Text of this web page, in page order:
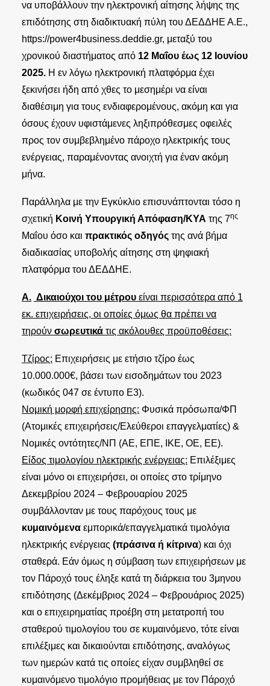
να υποβάλλουν την ηλεκτρονική αίτησης λήψης της
επιδότησης στη διαδικτυακή πύλη του ΔΕΔΔΗΕ Α.Ε.,
https://power4business.deddie.gr, μεταξύ του
χρονικού διαστήματος από 12 Μαΐου έως 12 Ιουνίου
2025. Η εν λόγω ηλεκτρονική πλατφόρμα έχει
ξεκινήσει ήδη από χθες το μεσημέρι να είναι
διαθέσιμη για τους ενδιαφερομένους, ακόμη και για
όσους έχουν υφιστάμενες ληξιπρόθεσμες οφειλές
προς τον συμβεβλημένο πάροχο ηλεκτρικής τους
ενέργειας, παραμένοντας ανοιχτή για έναν ακόμη
μήνα.
Παράλληλα με την Εγκύκλιο επισυνάπτονται τόσο η
σχετική Κοινή Υπουργική Απόφαση/ΚΥΑ της 7ης
Μαΐου όσο και πρακτικός οδηγός της ανά βήμα
διαδικασίας υποβολής αίτησης στη ψηφιακή
πλατφόρμα του ΔΕΔΔΗΕ.
Α. Δικαιούχοι του μέτρου είναι περισσότερα από 1
εκ. επιχειρήσεις, οι οποίες όμως θα πρέπει να
τηρούν σωρευτικά τις ακόλουθες προϋποθέσεις:
Τζίρος: Επιχειρήσεις με ετήσιο τζίρο έως
10.000.000€, βάσει των εισοδημάτων του 2023
(κωδικός 047 σε έντυπο Ε3).
Νομική μορφή επιχείρησης: Φυσικά πρόσωπα/ΦΠ
(Ατομικές επιχειρήσεις/Ελεύθεροι επαγγελματίες) &
Νομικές οντότητες/ΝΠ (ΑΕ, ΕΠΕ, ΙΚΕ, ΟΕ, ΕΕ).
Είδος τιμολογίου ηλεκτρικής ενέργειας: Επιλέξιμες
είναι μόνο οι επιχειρήσει, οι οποίες στο τρίμηνο
Δεκεμβρίου 2024 – Φεβρουαρίου 2025
συμβάλλονταν με τους παρόχους τους με
κυμαινόμενα εμπορικά/επαγγελματικά τιμολόγια
ηλεκτρικής ενέργειας (πράσινα ή κίτρινα) και όχι
σταθερά. Εάν όμως η σύμβαση των επιχειρήσεων με
τον Πάροχό τους έληξε κατά τη διάρκεια του 3μηνου
επιδότησης (Δεκέμβριος 2024 – Φεβρουάριος 2025)
και ο επιχειρηματίας προέβη στη μετατροπή του
σταθερού τιμολογίου του σε κυμαινόμενο, τότε είναι
επιλέξιμες και δικαιούνται επιδότησης, αναλόγως
των ημερών κατά τις οποίες είχαν συμβληθεί σε
κυμαινόμενο τιμολόγιο προμήθειας με τον Πάροχό